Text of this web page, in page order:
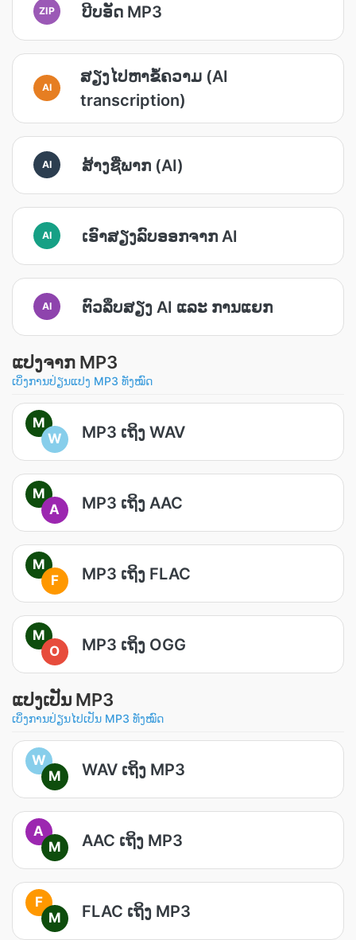
ZIP ບີບອັດ MP3
AI
ສຽງ​ໄປ​ຫາ​ຂໍ້ຄວາມ (AI
transcription)
AI ສ້າງ​ຊື່​ພາກ (AI)
AI ເອົາ​ສຽງ​ລົບ​ອອກ​ຈາກ AI
AI ຕົວ​ລຶບ​ສຽງ AI ແລະ ການ​ແຍກ
ແປງຈາກ MP3
ເບິ່ງການປ່ຽນແປງ MP3 ທັງໝົດ
M
W
MP3 ເຖິງ WAV
M
A
MP3 ເຖິງ AAC
M
F
MP3 ເຖິງ FLAC
M
O
MP3 ເຖິງ OGG
ແປງເປັນ MP3
ເບິ່ງການປ່ຽນໄປເປັນ MP3 ທັງໝົດ
W
M
WAV ເຖິງ MP3
A
M
AAC ເຖິງ MP3
F
M
FLAC ເຖິງ MP3